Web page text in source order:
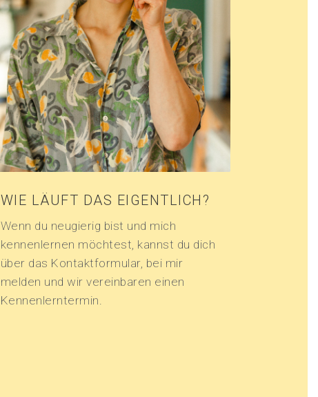
WIE LÄUFT DAS EIGENTLICH?
Wenn du neugierig bist und mich
kennenlernen möchtest, kannst du dich
über das Kontaktformular, bei mir
melden und wir vereinbaren einen
Kennenlerntermin.